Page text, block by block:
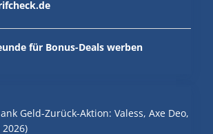
für Bonus-Deals werben
Geld-Zurück-Aktion: Valess, Axe Deo,